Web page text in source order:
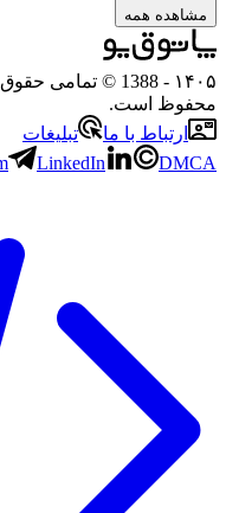
مشاهده همه
۱۴۰۵
- 1388 © تمامی
محفوظ است.
ارتباط با ما
تبلیغات
LinkedIn DMCA